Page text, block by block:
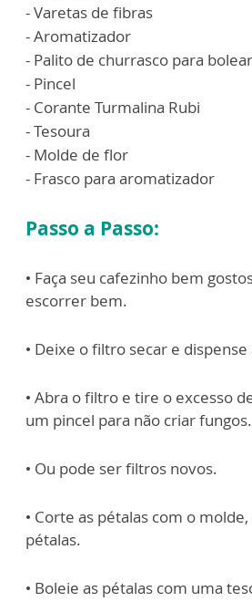
- Varetas de fibras
- Aromatizador
- Palito de churrasco para bolear
- Pincel
- Corante Turmalina Rubi
- Tesoura
- Molde de flor
- Frasco para aromatizador
Passo a Passo:
• Faça seu cafezinho bem
escorrer bem.
• Deixe o filtro secar e
• Abra o filtro e tire o excesso
um pincel para não criar fungos.
• Ou pode ser filtros novos.
• Corte as pétalas com o
pétalas.
• Boleie as pétalas com uma